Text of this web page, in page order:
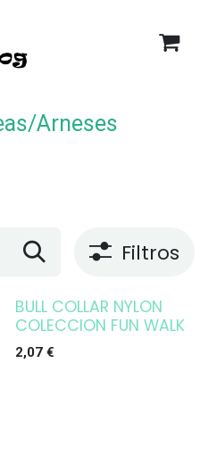
Arneses
Filtros
BULL COLLAR NYLON
COLECCION FUN WALK
2,07€